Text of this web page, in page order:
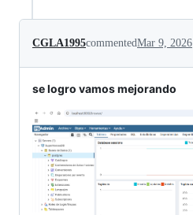
CGLA1995commentedMar 9, 2026
se logro vamos mejorando